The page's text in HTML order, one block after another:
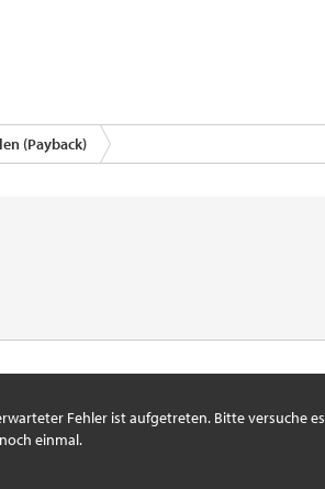
(Payback)
Fehler ist aufgetreten. Bitte versuche es
einmal.